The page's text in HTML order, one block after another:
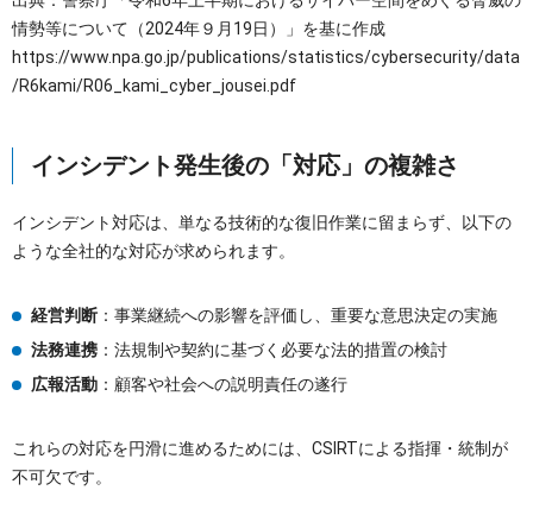
情勢等について（2024年９月19日）」を基に作成
https://www.npa.go.jp/publications/statistics/cybersecurity/data
/R6kami/R06_kami_cyber_jousei.pdf
インシデント発生後の「対応」の複雑さ
インシデント対応は、単なる技術的な復旧作業に留まらず、以下の
ような全社的な対応が求められます。
経営判断 ：事業継続への影響を評価し、重要な意思決定の実施
法務連携 ：法規制や契約に基づく必要な法的措置の検討
広報活動 ：顧客や社会への説明責任の遂行
これらの対応を円滑に進めるためには、CSIRTによる指揮・統制が
不可欠です。